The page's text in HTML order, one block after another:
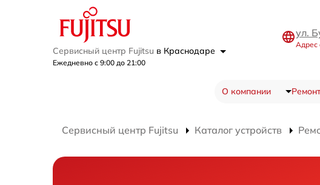
Сервисный центр Fujitsu в Краснодаре
Ежедневно с 9:00 до 21:00
ул.
Адрес
О компании
Сервисный центр Fujitsu Каталог устройств